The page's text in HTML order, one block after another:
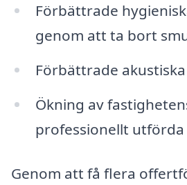
Förbättrade
genom att ta bort
Förbättrade
Ökning av
professionellt
Genom att få flera